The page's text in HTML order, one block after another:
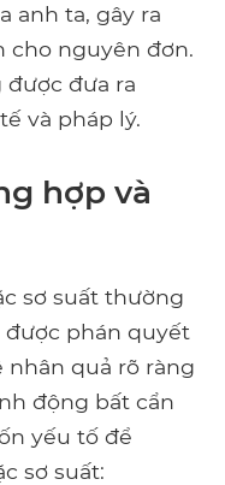
anh ta, gây ra
nguyên đơn.
được đưa ra
và pháp lý.
hợp và
sơ suất thường
phán quyết
quả rõ ràng
động bất cẩn
yếu tố để
sơ suất: